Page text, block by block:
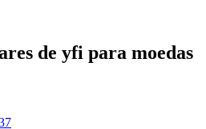
de yfi para moedas